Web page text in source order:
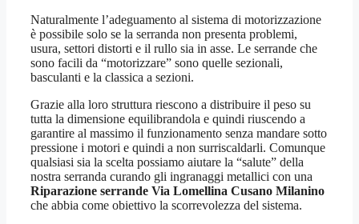
Naturalmente l’adeguamento al sistema di motorizzazione
è possibile solo se la serranda non presenta problemi,
usura, settori distorti e il rullo sia in asse. Le serrande che
sono facili da “motorizzare” sono quelle sezionali,
basculanti e la classica a sezioni.
Grazie alla loro struttura riescono a distribuire il peso su
tutta la dimensione equilibrandola e quindi riuscendo a
garantire al massimo il funzionamento senza mandare sotto
pressione i motori e quindi a non surriscaldarli. Comunque
qualsiasi sia la scelta possiamo aiutare la “salute” della
nostra serranda curando gli ingranaggi metallici con una
Riparazione serrande Via Lomellina Cusano Milanino
che abbia come obiettivo la scorrevolezza del sistema.